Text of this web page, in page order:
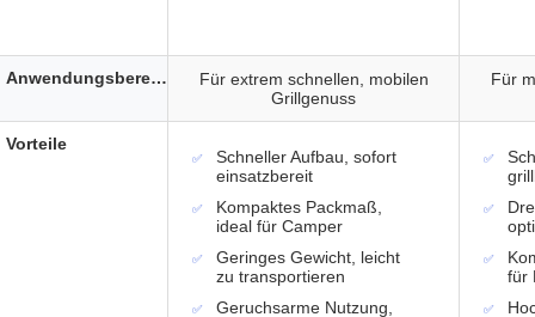
Für extrem schnellen, mobilen
Grillgenuss
Für
Schneller Aufbau, sofort
einsatzbereit
Kompaktes Packmaß,
ideal für Camper
Geringes Gewicht, leicht
zu transportieren
Geruchsarme Nutzung,
für
Anwendungsbereich
Vorteile